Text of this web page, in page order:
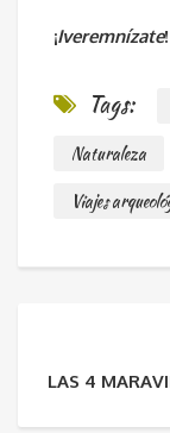
¡Iveremnízate!
Tags:
Naturaleza
Viajes
LAS 4